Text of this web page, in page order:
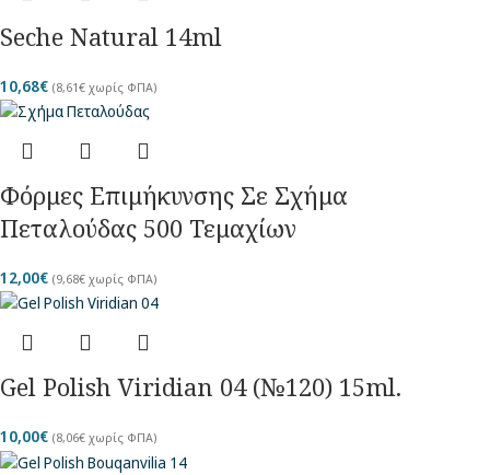
Seche Natural 14ml
10,68€ (8,61€ χωρίς ΦΠΑ)
Φόρμες Επιμήκυνσης Σε Σχήμα
Πεταλούδας 500 Τεμαχίων
12,00€ (9,68€ χωρίς ΦΠΑ)
Gel Polish Viridian 04 (№120) 15ml.
10,00€ (8,06€ χωρίς ΦΠΑ)